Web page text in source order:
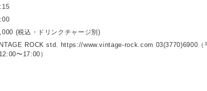
(税込・ドリンクチャージ別)
ROCK std. https://www.vintage-rock.com 03(3770)6900（
〜17:00）